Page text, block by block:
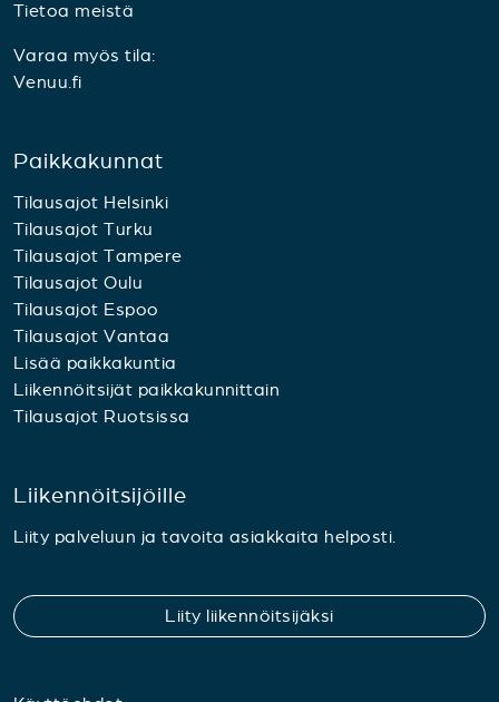
Tietoa meistä
Varaa myös tila:
Venuu.fi
Paikkakunnat
Tilausajot Helsinki
Tilausajot Turku
Tilausajot Tampere
Tilausajot Oulu
Tilausajot Espoo
Tilausajot Vantaa
Lisää paikkakuntia
Liikennöitsijät paikkakunnittain
Tilausajot Ruotsissa
Liikennöitsijöille
Liity palveluun ja tavoita asiakkaita helposti.
Liity liikennöitsijäksi